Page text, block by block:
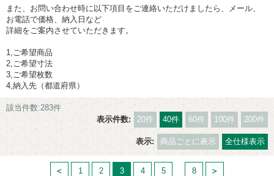
また、お問い合わせ時に以下項目をご連絡いただけましたら、メール、
お電話で価格、納入日など
詳細をご案内させていただきます。
1,ご希望商品
2,ご希望寸法
3,ご希望枚数
4,納入先（都道府県）
該当件数:283件
表示件数:
20件 40件 60件 100件 200件
表示: 商品ごとに表示 全仕様表示
1 2 3 4 5 8